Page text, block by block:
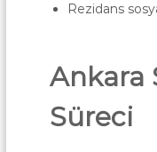
Rezidans
Ankara
Süreci